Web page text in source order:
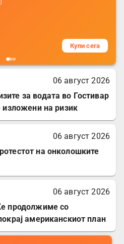
мобилни телефони, комплет
)
Купи сега
06 август 2026
за водата во Гостивар
изложени на ризик
06 август 2026
на онколошките
06 август 2026
продолжиме со
американскиот план